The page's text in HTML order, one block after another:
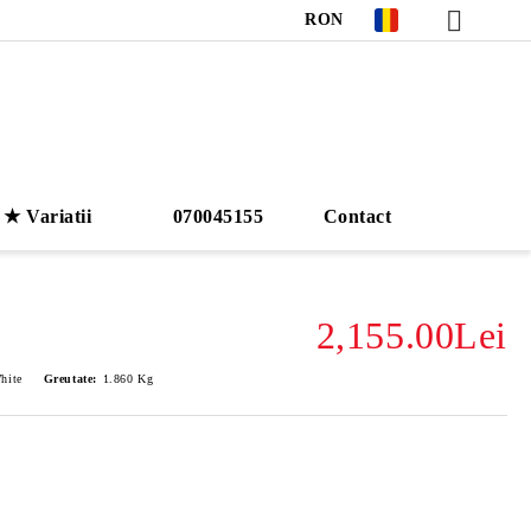
RON
★ Variatii 070045155 Contact
2,155.00Lei
Greutate: 1.860 Kg